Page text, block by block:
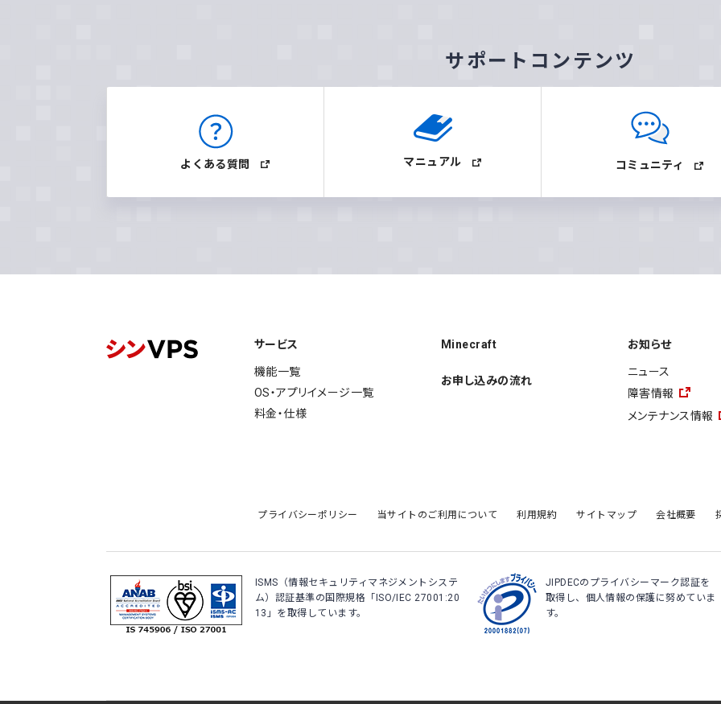
サポートコンテンツ
よくある質問 マニュアル コミュニティ
サービス
機能一覧
OS・アプリイメージ一覧
料金・仕様
Minecraft
お申し込みの流れ
お知らせ
ニュース
障害情報
メンテナンス情報
プライバシーポリシー 当サイトのご利用について 利用規約 サイトマップ 会社概要
ISMS（情報セキュリティマネジメントシステ
ム）認証基準の国際規格「ISO/IEC 27001:20
13」を取得しています。
JIPDECのプライバシーマーク認証を
取得し、個人情報の保護に努めていま
す。